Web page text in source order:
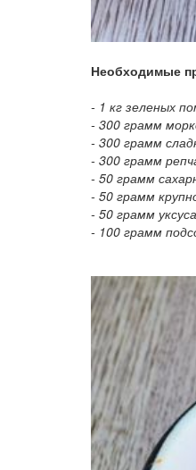
Необходимые
- 1 кг зеленых
- 300 грамм
- 300 грамм
- 300 грамм
- 50 грамм
- 50 грамм
- 50 грамм
- 100 грамм